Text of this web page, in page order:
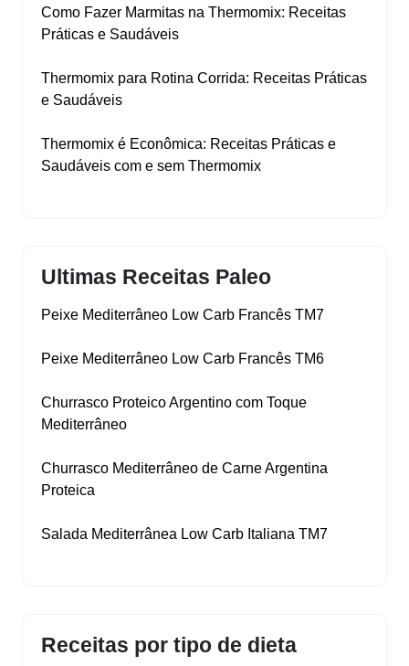
Como Fazer Marmitas na Thermomix: Receitas
Práticas e Saudáveis
Thermomix para Rotina Corrida: Receitas Práticas
e Saudáveis
Thermomix é Econômica: Receitas Práticas e
Saudáveis com e sem Thermomix
Ultimas Receitas Paleo
Peixe Mediterrâneo Low Carb Francês TM7
Peixe Mediterrâneo Low Carb Francês TM6
Churrasco Proteico Argentino com Toque
Mediterrâneo
Churrasco Mediterrâneo de Carne Argentina
Proteica
Salada Mediterrânea Low Carb Italiana TM7
Receitas por tipo de dieta